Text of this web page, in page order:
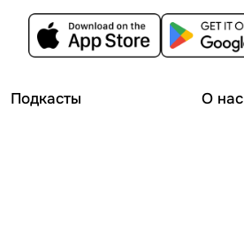
Подкасты О нас